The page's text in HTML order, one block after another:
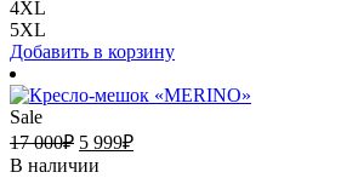
4XL
5XL
Добавить в корзину
Sale
17 000₽ 5 999₽
В наличии